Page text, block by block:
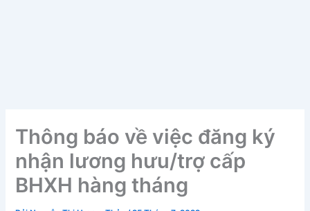
Thông báo về việc đăng ký
nhận lương hưu/trợ cấp
BHXH hàng tháng